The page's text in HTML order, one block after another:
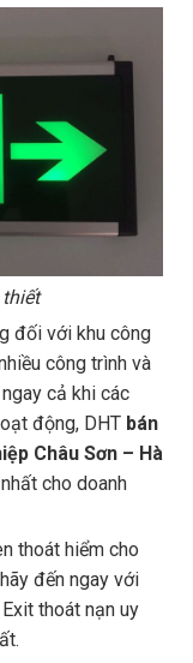
đối với khu công
công trình và
cả khi các
động, DHT bán
Châu Sơn – Hà
cho doanh
thoát hiểm cho
đến ngay với
thoát nạn uy